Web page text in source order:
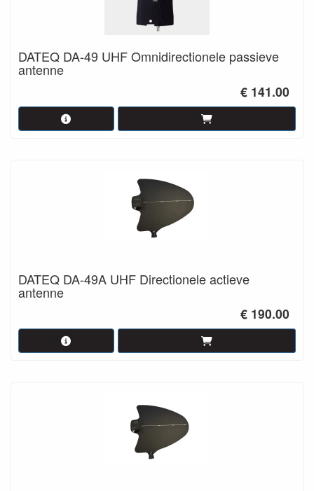
DATEQ DA-49 UHF Omnidirectionele passieve
antenne
€ 141.00
DATEQ DA-49A UHF Directionele actieve
antenne
€ 190.00